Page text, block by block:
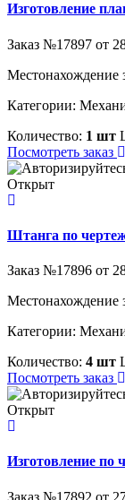
Изготовление
Заказ №17897 от
Местонахождение
Категории:
Количество: 1 шт
Посмотреть заказ
Открыт
Штанга по
Заказ №17896 от
Местонахождение
Категории:
Количество: 4 шт
Посмотреть заказ
Открыт
Изготовление по
Заказ №17892 от